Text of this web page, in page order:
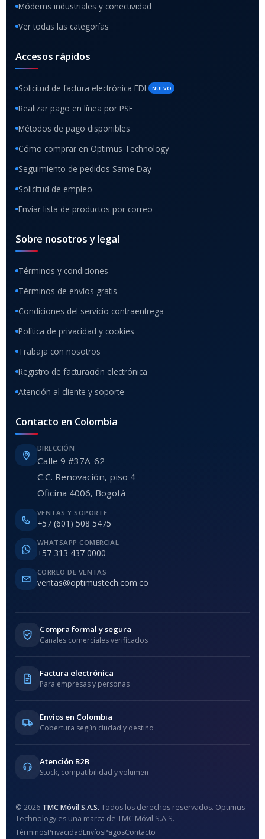
Módems industriales y conectividad
Ver todas las categorías
Accesos rápidos
Solicitud de factura electrónica EDI NUEVO
Realizar pago en línea por PSE
Métodos de pago disponibles
Cómo comprar en Optimus Technology
Seguimiento de pedidos Same Day
Solicitud de empleo
Enviar lista de productos por correo
Sobre nosotros y legal
Términos y condiciones
Términos de envíos gratis
Condiciones del servicio contraentrega
Política de privacidad y cookies
Trabaja con nosotros
Registro de facturación electrónica
Atención al cliente y soporte
Contacto en Colombia
DIRECCIÓN
Calle 9 #37A-62
C.C. Renovación, piso 4
Oficina 4006, Bogotá
VENTAS Y SOPORTE
+57 (601) 508 5475
WHATSAPP COMERCIAL
+57 313 437 0000
CORREO DE VENTAS
ventas@optimustech.com.co
Compra formal y segura
Canales comerciales verificados
Factura electrónica
Para empresas y personas
Envíos en Colombia
Cobertura según ciudad y destino
Atención B2B
Stock, compatibilidad y volumen
© 2026 TMC Móvil S.A.S. Todos los derechos reservados. Optimus
Technology es una marca de TMC Móvil S.A.S.
TérminosPrivacidadEnvíosPagosContacto